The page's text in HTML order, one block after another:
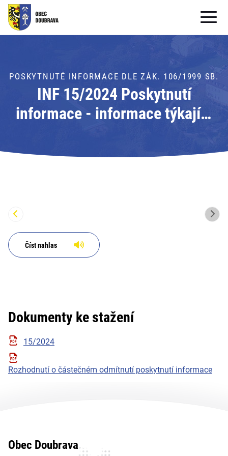
OBECNÍ ÚŘAD
PRO OBČANY
Formuláře ke stažení
PRO TURISTY
POSKYTNUTÉ INFORMACE DLE ZÁK. 106/1999 SB.
INF 15/2024 Poskytnutí
informace - informace týkající
obce, organizačního řádu OÚ
Číst nahlas
Dokumenty ke stažení
15/2024
Rozhodnutí o částečném odmítnutí poskytnutí informace
Obec Doubrava